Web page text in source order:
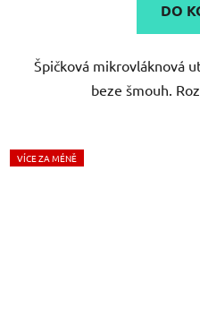
DO
Špičková mikrovláknová
beze šmouh.
VÍCE ZA MÉNĚ